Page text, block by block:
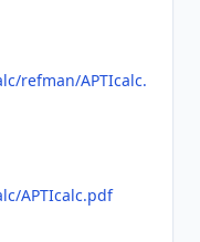
refman/APTIcalc.
APTIcalc.pdf